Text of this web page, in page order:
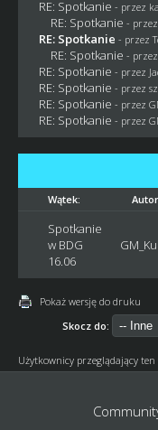
RE: Spotkanie - przez
RE: Spotkanie - przez
RE: Spotkanie - przez
RE: Spotkanie -
RE: Spotkanie - przez
RE: Spotkanie - przez
RE: Spotkanie - przez
RE: Spotkanie - przez
Wątek: Autor
Spotkanie
w BDG
16.06
Pokaż wersję do druku
Skocz do:
Użytkownicy przeglądający ten